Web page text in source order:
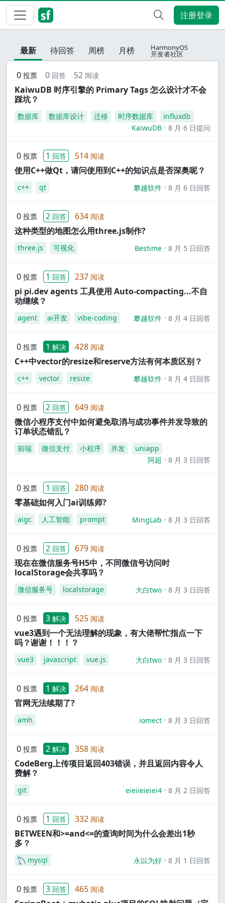
注册登录
最新 待回答 周榜 月榜 HarmonyOS
开发者社区
0 投票 0 回答 52 阅读
KaiwuDB 时序引擎的 Primary Tags 怎么设计才不会
踩坑？
数据库 数据库设计 迁移 时序数据库
influxdb
KaiwuDB
8 月 6 日提问
0 投票 1 回答 514 阅读
使用C++做Qt，请问使用到C++的知识点是否深奥呢？
c++ qt 攀越软件 8 月 6 日回答
0 投票 2 回答 634 阅读
这种类型的地图怎么用three.js制作?
three.js 可视化 Bestime 8 月 5 日回答
0 投票 1 回答 237 阅读
pi pi.dev agents 工具使用 Auto-compacting...不自
动继续？
agent ai开发 vibe-coding 攀越软件 8 月 4 日回答
0 投票 1 解决 428 阅读
C++中vector的resize和reserve方法有何本质区别？
c++ vector resize 攀越软件 8 月 4 日回答
0 投票 2 回答 649 阅读
微信小程序支付中如何避免取消与成功事件并发导致的
订单状态错乱？
前端 微信支付 小程序 并发
uniapp
阿超
8 月 3 日回答
0 投票 1 回答 280 阅读
零基础如何入门ai训练师?
aigc 人工智能 prompt MingLab 8 月 3 日回答
0 投票 2 回答 679 阅读
现在在微信服务号H5中，不同微信号访问时
localStorage会共享吗？
微信服务号 localstorage 大白two 8 月 3 日回答
0 投票 3 解决 525 阅读
vue3遇到一个无法理解的现象，有大佬帮忙指点一下
吗？谢谢！！！？
vue3 javascript vue.js 大白two 8 月 3 日回答
0 投票 1 解决 264 阅读
官网无法续期了?
amh iomect 8 月 3 日回答
0 投票 2 解决 358 阅读
CodeBerg上传项目返回403错误，并且返回内容令人
费解？
git eieiieieiei4 8 月 2 日回答
0 投票 1 回答 332 阅读
BETWEEN和>=and<=的查询时间为什么会差出1秒
多？
mysql 永以为好 8 月 1 日回答
0 投票 3 回答 465 阅读